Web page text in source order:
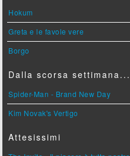
Hokum
Greta e le favole vere
Borgo
Dalla scorsa settimana...
Spider-Man - Brand New Day
Kim Novak's Vertigo
Attesissimi